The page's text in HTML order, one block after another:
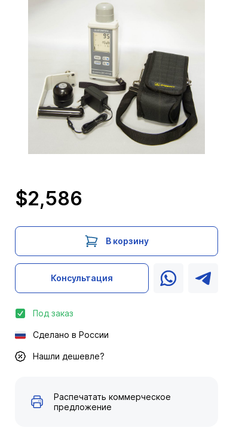
$2,586
В корзину
Консультация
Под заказ
Сделано в России
Нашли дешевле?
Распечатать коммерческое
предложение